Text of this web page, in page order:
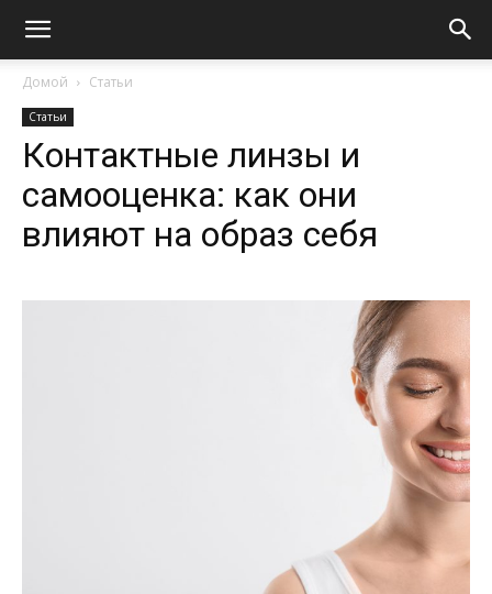
Домой Статьи
Статьи
Контактные линзы и
самооценка: как они
влияют на образ себя